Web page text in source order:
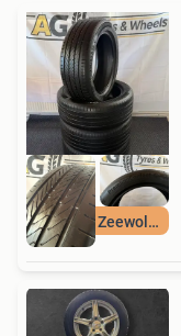
Beilen & Zeewolde